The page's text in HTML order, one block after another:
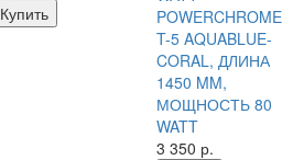
Купить
POWERCHROME
T-5 AQUABLUE-
CORAL, ДЛИНА
1450 MM,
МОЩНОСТЬ 80
WATT
3 350 р.